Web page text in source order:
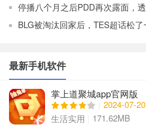
最新手机软件
掌上道聚城app官网版
2024-07-20
生活实用
171.62MB